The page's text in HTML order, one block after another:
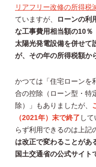
リアフリー改修の所得税
ていますが、
ローンの利
な工事費用相当額の10％
太陽光発電設備を併せて
が、その年の所得税額か
かつては「住宅ローンを
合の控除（ローン型・特
除）」もありましたが、
（2021年）末で終了 し
らず利用できるのは上記
は改正で変わることがあ
国土交通省の公式サイト